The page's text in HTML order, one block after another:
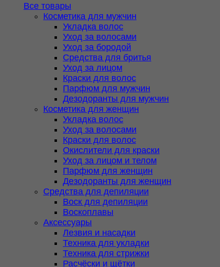
Все товары
Косметика для мужчин
Укладка волос
Уход за волосами
Уход за бородой
Средства для бритья
Уход за лицом
Краски для волос
Парфюм для мужчин
Дезодоранты для мужчин
Косметика для женщин
Укладка волос
Уход за волосами
Краски для волос
Окислители для краски
Уход за лицом и телом
Парфюм для женщин
Дезодоранты для женщин
Средства для депиляции
Воск для депиляции
Воскоплавы
Аксессуары
Лезвия и насадки
Техника для укладки
Техника для стрижки
Расчёски и щётки